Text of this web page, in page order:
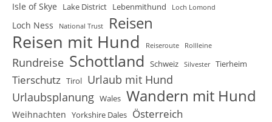
Isle of Skye Lake District Lebenmithund Loch Lomond
Loch Ness National Trust Reisen
Reisen mit Hund Reiseroute Rollleine
Rundreise Schottland Schweiz Silvester Tierheim
Tierschutz Tirol Urlaub mit Hund
Urlaubsplanung Wales Wandern mit Hund
Weihnachten Yorkshire Dales Österreich